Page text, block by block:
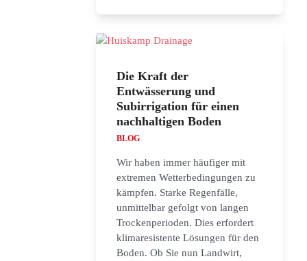
Die Kraft der
Entwässerung und
Subirrigation für einen
nachhaltigen Boden
BLOG
Wir haben immer häufiger mit
extremen Wetterbedingungen zu
kämpfen. Starke Regenfälle,
unmittelbar gefolgt von langen
Trockenperioden. Dies erfordert
klimaresistente Lösungen für den
Boden. Ob Sie nun Landwirt,